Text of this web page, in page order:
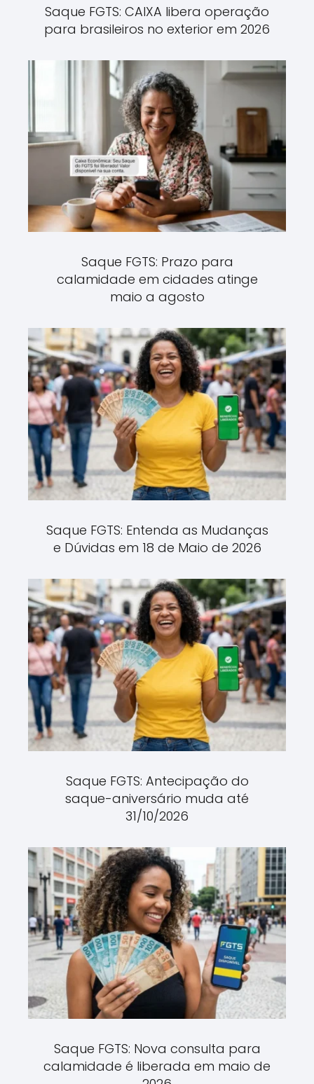
Saque FGTS: CAIXA libera operação
para brasileiros no exterior em 2026
Saque FGTS: Prazo para
calamidade em cidades atinge
maio a agosto
Saque FGTS: Entenda as Mudanças
e Dúvidas em 18 de Maio de 2026
Saque FGTS: Antecipação do
saque-aniversário muda até
31/10/2026
Saque FGTS: Nova consulta para
calamidade é liberada em maio de